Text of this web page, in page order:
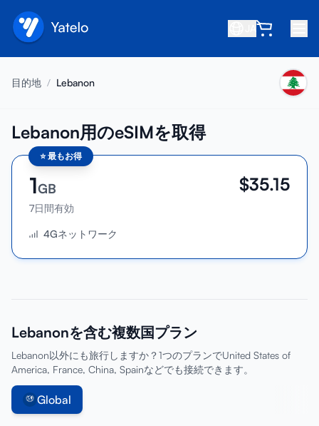
会社概要
収益を得る
友達を紹介
アフィリエイトになる
ヘルプセンター
サインアップ
目的地 / Lebanon
Lebanon用のeSIMを取得
⭐最もお得
1GB
7日間有効
$35.15
4Gネットワーク
Lebanonを含む複数国プラン
Lebanon以外にも旅行しますか？1つのプランでUnited States of
America, France, China, Spainなどでも接続できます。
Global